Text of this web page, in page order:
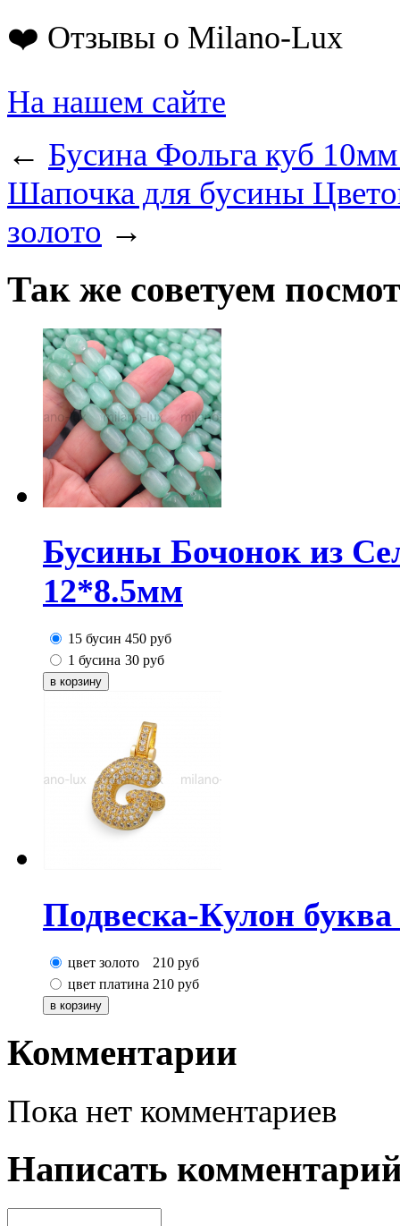
❤️ Отзывы о Milano-Lux
На нашем сайте
← Бусина Фольга куб
Шапочка для бусины
золото →
Так же советуем
Бусины Бочонок из
12*8.5мм
15 бусин 450 руб
1 бусина 30 руб
Подвеска-Кулон
цвет золото 210 руб
цвет платина 210 руб
Комментарии
Пока нет комментариев
Написать